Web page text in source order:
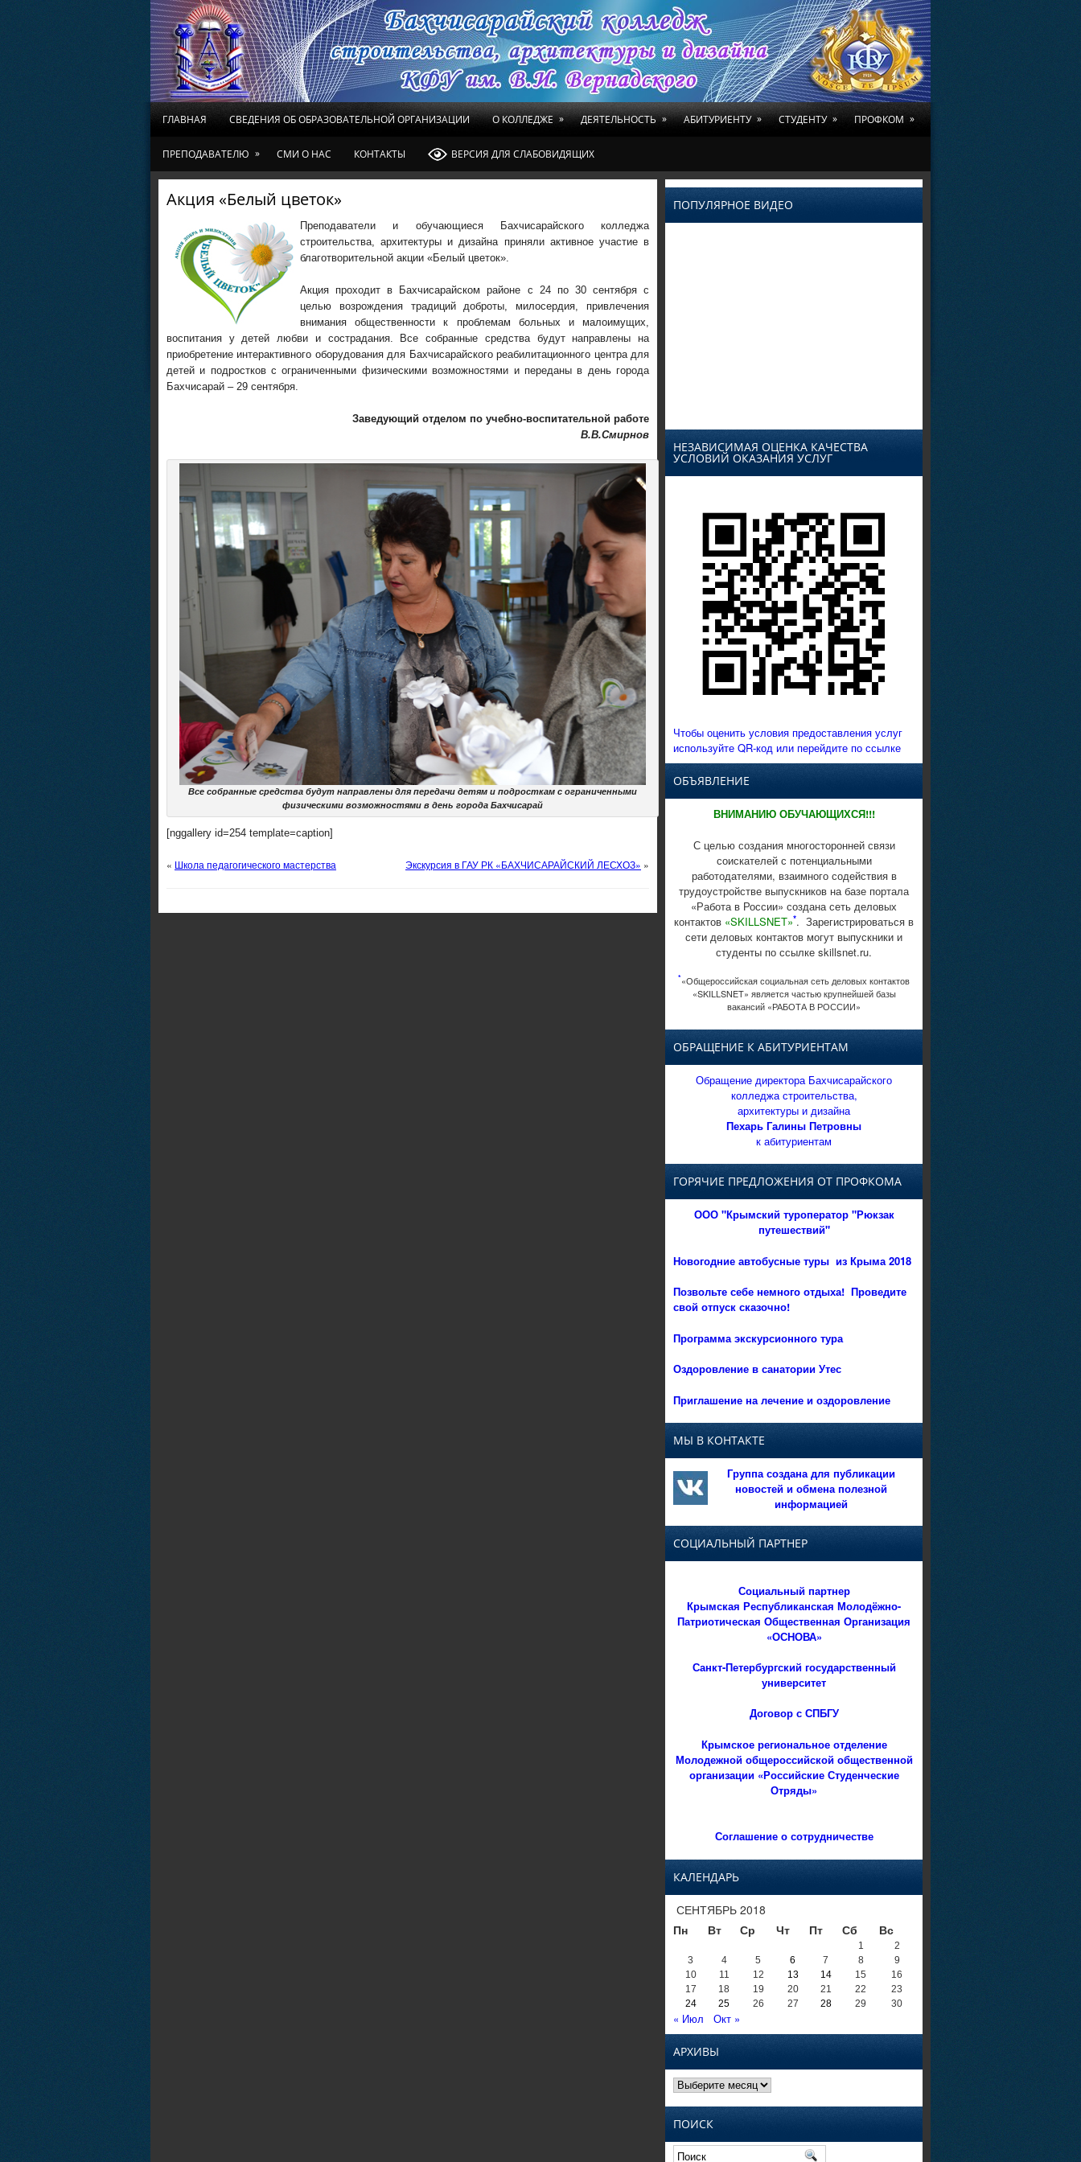
ГЛАВНАЯ СВЕДЕНИЯ ОБ ОБРАЗОВАТЕЛЬНОЙ ОРГАНИЗАЦИИ О КОЛЛЕДЖЕ » ДЕЯТЕЛЬНОСТЬ » АБИТУРИЕНТУ » СТУДЕНТУ » ПРОФКОМ »
ПРЕПОДАВАТЕЛЮ » СМИ О НАС КОНТАКТЫ ВЕРСИЯ ДЛЯ СЛАБОВИДЯЩИХ
Акция «Белый цветок»
Преподаватели и обучающиеся Бахчисарайского колледжа
строительства, архитектуры и дизайна приняли активное участие в
благотворительной акции «Белый цветок».
Акция проходит в Бахчисарайском районе с 24 по 30 сентября с
целью возрождения традиций доброты, милосердия, привлечения
внимания общественности к проблемам больных и малоимущих,
воспитания у детей любви и сострадания. Все собранные средства будут направлены на
приобретение интерактивного оборудования для Бахчисарайского реабилитационного центра для
детей и подростков с ограниченными физическими возможностями и переданы в день города
Бахчисарай – 29 сентября.
Заведующий отделом по учебно-воспитательной работе
В.В.Смирнов
Все собранные средства будут направлены для передачи детям и подросткам с ограниченными
физическими возможностями в день города Бахчисарай
[nggallery id=254 template=caption]
« Школа педагогического мастерства Экскурсия в ГАУ РК «БАХЧИСАРАЙСКИЙ ЛЕСХОЗ» »
ПОПУЛЯРНОЕ ВИДЕО
НЕЗАВИСИМАЯ ОЦЕНКА КАЧЕСТВА
УСЛОВИЙ ОКАЗАНИЯ УСЛУГ
Чтобы оценить условия предоставления услуг
используйте QR-код или перейдите по ссылке
ОБЪЯВЛЕНИЕ
ВНИМАНИЮ ОБУЧАЮЩИХСЯ!!!
С целью создания многосторонней связи
соискателей с потенциальными
работодателями, взаимного содействия в
трудоустройстве выпускников на базе портала
«Работа в России» создана сеть деловых
контактов «SKILLSNET»*. Зарегистрироваться в
сети деловых контактов могут выпускники и
студенты по ссылке skillsnet.ru.
*«Общероссийская социальная сеть деловых контактов
«SKILLSNET» является частью крупнейшей базы
вакансий «РАБОТА В РОССИИ»
ОБРАЩЕНИЕ К АБИТУРИЕНТАМ
Обращение директора Бахчисарайского
колледжа строительства,
архитектуры и дизайна
Пехарь Галины Петровны
к абитуриентам
ГОРЯЧИЕ ПРЕДЛОЖЕНИЯ ОТ ПРОФКОМА
ООО "Крымский туроператор "Рюкзак
путешествий"
Новогодние автобусные туры из Крыма 2018
Позвольте себе немного отдыха! Проведите
свой отпуск сказочно!
Программа экскурсионного тура
Оздоровление в санатории Утес
Приглашение на лечение и оздоровление
МЫ В КОНТАКТЕ
Группа создана для публикации
новостей и обмена полезной
информацией
СОЦИАЛЬНЫЙ ПАРТНЕР
Социальный партнер
Крымская Республиканская Молодёжно-
Патриотическая Общественная Организация
«ОСНОВА»
Санкт-Петербургский государственный
университет
Договор с СПБГУ
Крымское региональное отделение
Молодежной общероссийской общественной
организации «Российские Студенческие
Отряды»
Соглашение о сотрудничестве
КАЛЕНДАРЬ
СЕНТЯБРЬ 2018
Пн
Вт Ср Чт Пт Сб Вс
1
2
3
4 5 6 7 8
9
10
11 12 13 14 15
16
17
18 19 20 21 22
23
24
25 26 27 28 29 30
« Июл Окт »
АРХИВЫ
Архивы
ПОИСК